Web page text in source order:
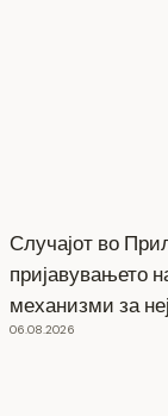
Случајот во
пријавувањето
механизми за
06.08.2026